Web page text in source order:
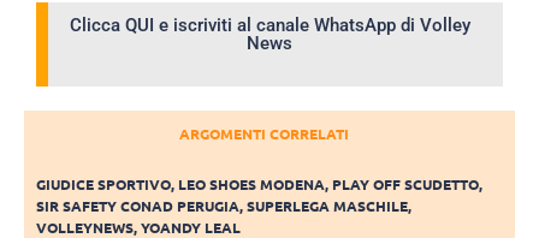
Clicca QUI e iscriviti al canale WhatsApp di Volley
News
ARGOMENTI CORRELATI
GIUDICE SPORTIVO, LEO SHOES MODENA, PLAY OFF SCUDETTO,
SIR SAFETY CONAD PERUGIA,SUPERLEGA MASCHILE,
VOLLEYNEWS,YOANDY LEAL